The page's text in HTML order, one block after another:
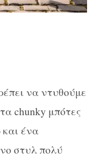
να ντυθούμε
chunky μπότες
ένα
στυλ πολύ